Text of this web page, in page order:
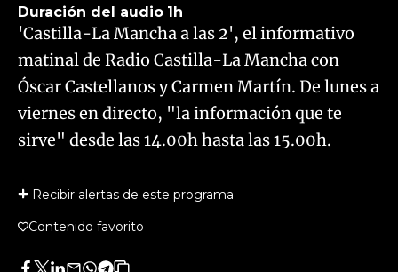
Duración del audio 1h
'Castilla-La Mancha a las 2', el informativo
matinal de Radio Castilla-La Mancha con
Óscar Castellanos y Carmen Martín. De lunes a
viernes en directo, "la información que te
sirve" desde las 14.00h hasta las 15.00h.
Recibir alertas de este programa
Contenido favorito